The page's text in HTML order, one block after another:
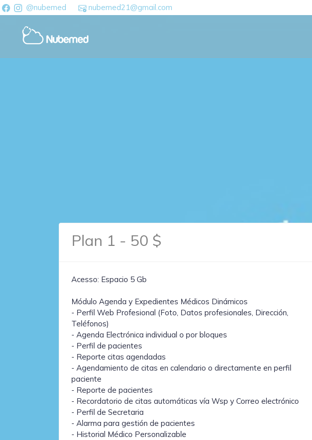
@nubemed nubemed21@gmail.com
Plan 1 - 50 $
Acesso: Espacio 5 Gb
Módulo Agenda y Expedientes Médicos Dinámicos
- Perfil Web Profesional (Foto, Datos profesionales, Dirección,
Teléfonos)
- Agenda Electrónica individual o por bloques
- Perfil de pacientes
- Reporte citas agendadas
- Agendamiento de citas en calendario o directamente en perfil
paciente
- Reporte de pacientes
- Recordatorio de citas automáticas vía Wsp y Correo electrónico
- Perfil de Secretaria
- Alarma para gestión de pacientes
- Historial Médico Personalizable